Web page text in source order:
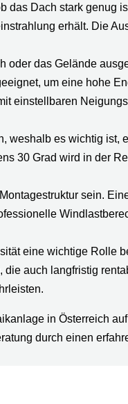
Dach stark genug
erhält. Die
das Gelände
um eine hohe
einstellbaren
weshalb es wichtig
30 Grad wird in der
sein.
eine wichtige Rolle
auch langfristig
in Österreich
durch einen